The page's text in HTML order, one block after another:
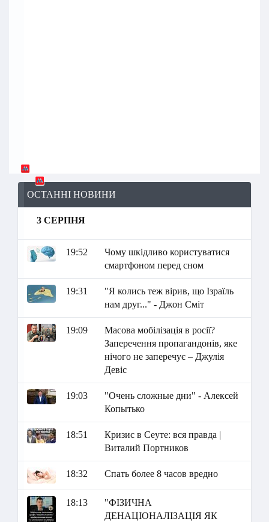
ОСТАННІ НОВИНИ
3 СЕРПНЯ
19:52
Чому шкідливо користуватися
смартфоном перед сном
19:31
"Я колись теж вірив, що Ізраїль
нам друг..." - Джон Сміт
19:09
Масова мобілізація в росії?
Заперечення пропагандонів, яке
нічого не заперечує – Джулія
Девіс
19:03
"Очень сложные дни" - Алексей
Копытько
18:51
Кризис в Сеуте: вся правда |
Виталий Портников
18:32 Спать более 8 часов вредно
18:13
"ФІЗИЧНА
ДЕНАЦІОНАЛІЗАЦІЯ ЯК